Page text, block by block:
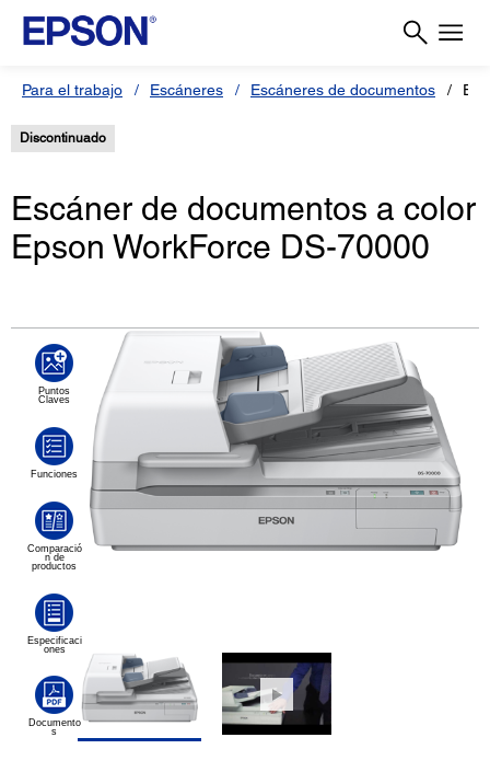
Para el trabajo Escáneres Escáneres de documentos
Discontinuado
Escáner de documentos a color
Epson WorkForce DS-70000